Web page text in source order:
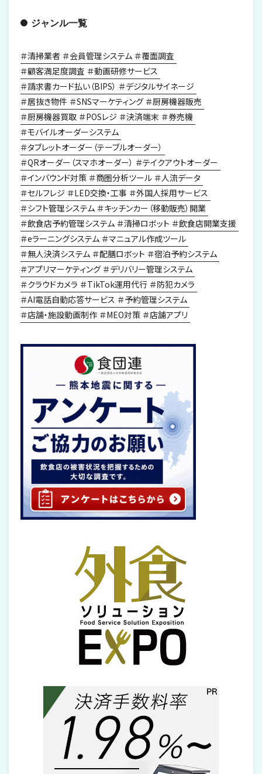
ジャンル一覧
清掃業者 会員管理システム
覆面調査
顧客満足度調査
動画研修サービス
請求書カード払い（BIPS）
デジタルサイネージ
居抜き物件
SNSマーケティング
厨房機器販売
厨房機器買取
POSレジ 決済端末
券売機
モバイルオーダーシステム
タブレットオーダー（テーブルオーダー）
QRオーダー（スマホオーダー）
テイクアウトオーダー
インバウンド対策
商圏分析ツール
人流データ
セルフレジ
LED交換・工事
外国人採用サービス
シフト管理システム
キッチンカー（移動販売）開業
飲食店予約管理システム
清掃ロボット
飲食店開業支援
eラーニングシステム
マニュアル作成ツール
無人決済システム
配膳ロボット
宿泊予約システム
アプリマーケティング
デリバリー管理システム
クラウドカメラ
TikTok運用代行
防犯カメラ
AI電話自動応答サービス
予約管理システム
店舗・施設動画制作
MEO対策 店舗アプリ